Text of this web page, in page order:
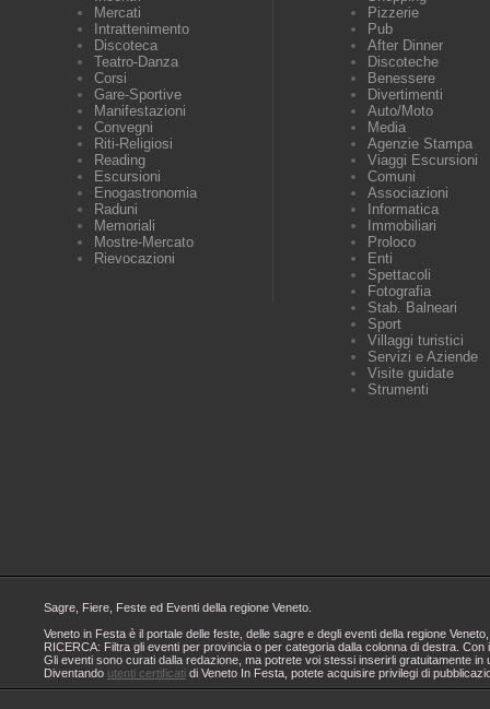
Mercati
Intrattenimento
Discoteca
Teatro-Danza
Corsi
Gare-Sportive
Manifestazioni
Convegni
Riti-Religiosi
Reading
Escursioni
Enogastronomia
Raduni
Memoriali
Mostre-Mercato
Rievocazioni
Pizzerie
Pub
After Dinner
Discoteche
Benessere
Divertimenti
Auto/Moto
Media
Agenzie Stampa
Viaggi Escursioni
Comuni
Associazioni
Informatica
Immobiliari
Proloco
Enti
Spettacoli
Fotografia
Stab. Balneari
Sport
Villaggi turistici
Servizi e Aziende
Visite guidate
Strumenti
Sagre, Fiere, Feste ed Eventi della regione Veneto.
Veneto in Festa è il portale delle feste, delle sagre e degli eventi della regione
RICERCA: Filtra gli eventi per provincia o per categoria dalla colonna di destra.
Gli eventi sono curati dalla redazione, ma potrete voi stessi inserirli gratuitamente
Diventando utenti certificati di Veneto In Festa, potete acquisire privilegi di